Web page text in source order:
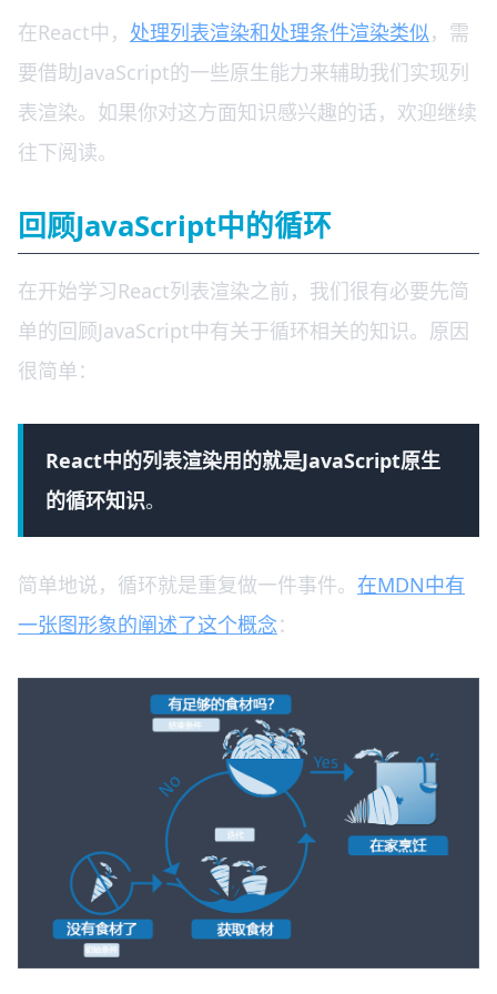
在React中， 处理列表渲染和处理条件渲染类似，需
要借助JavaScript的一些原生能力来辅助我们实现列
表渲染。如果你对这方面知识感兴趣的话，欢迎继续
往下阅读。
回顾JavaScript中的循环
在开始学习React列表渲染之前，我们很有必要先简
单的回顾JavaScript中有关于循环相关的知识。原因
很简单：
React中的列表渲染用的就是JavaScript原生
的循环知识。
简单地说，循环就是重复做一件事件。 在MDN中有
一张图形象的阐述了这个概念：